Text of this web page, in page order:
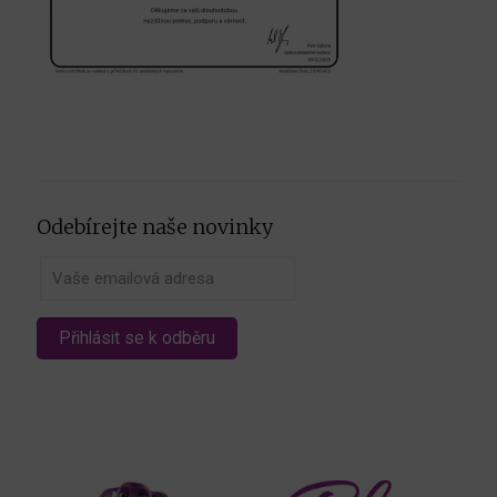
Odebírejte naše novinky